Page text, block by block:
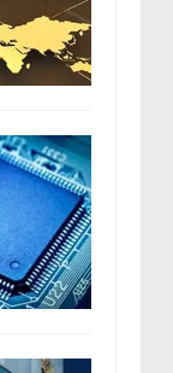
tương lai